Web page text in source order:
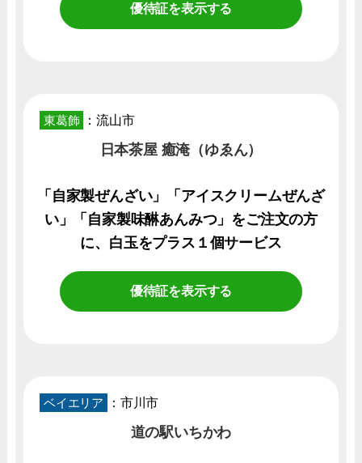
優待証を表示する
東葛飾 ：流山市
日本茶屋 癒淹（ゆゑん）
「自家製ぜんざい」「アイスクリームぜんざ
い」「自家製味醂あんみつ」をご注文の方
に、白玉をプラス１個サービス
優待証を表示する
ベイエリア ：市川市
道の駅いちかわ